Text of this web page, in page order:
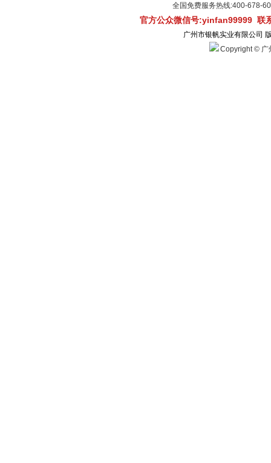
全国免费服务热线:400-
官方公众微信号:yinfan99999 联
广州市银帆实业有限公司
Copyright © 广